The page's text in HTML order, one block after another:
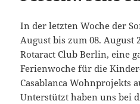
In der letzten Woche der
August bis zum 08. August
Rotaract Club Berlin, eine
Ferienwoche für die
Casablanca Wohnprojekts
Unterstützt haben uns bei